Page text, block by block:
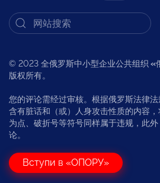
© 2023 全俄罗斯中小型企业公共组织 «
版权所有。
您的评论需经过审核。根据俄罗斯法律
含有脏话和（或）人身攻击性质的内容
为点、破折号等符号同样属于违规，此
论。
Вступи в «ОПОРУ»